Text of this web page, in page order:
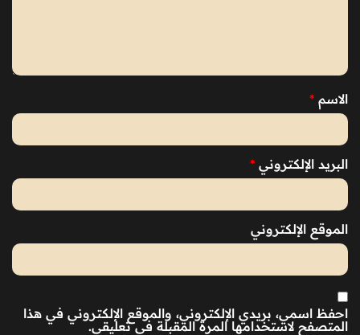
الاسم *
البريد الإلكتروني *
الموقع الإلكتروني
احفظ اسمي، بريدي الإلكتروني، والموقع الإلكتروني في هذا
المتصفح لاستخدامها المرة المقبلة في تعليقي.